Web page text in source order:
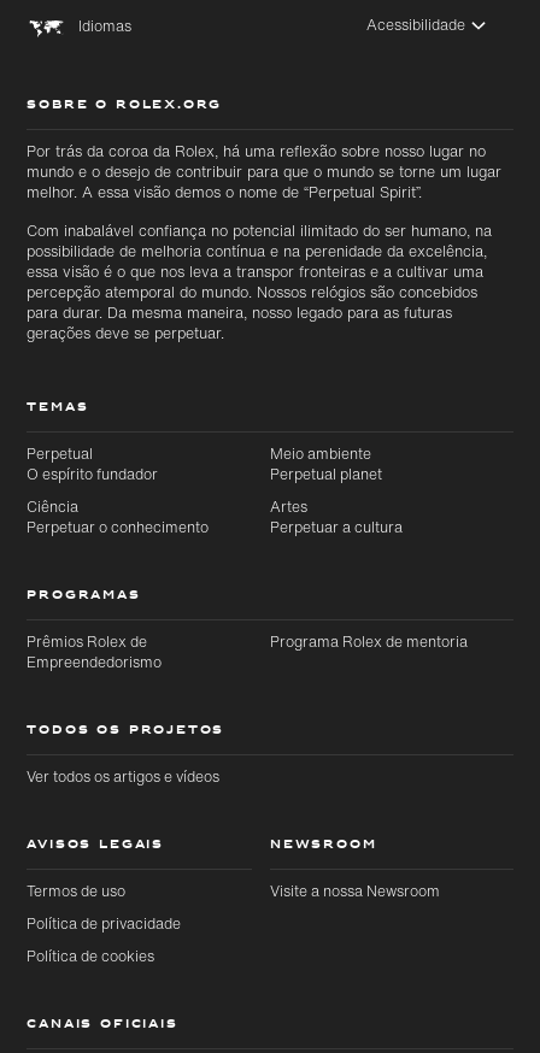
principal
Idiomas Acessibilidade
SOBRE O ROLEX.ORG
Por trás da coroa da Rolex, há uma reflexão sobre nosso lugar no
mundo e o desejo de contribuir para que o mundo se torne um lugar
melhor. A essa visão demos o nome de “Perpetual Spirit”.
Com inabalável confiança no potencial ilimitado do ser humano, na
possibilidade de melhoria contínua e na perenidade da excelência,
essa visão é o que nos leva a transpor fronteiras e a cultivar uma
percepção atemporal do mundo. Nossos relógios são concebidos
para durar. Da mesma maneira, nosso legado para as futuras
gerações deve se perpetuar.
TEMAS
Perpetual
O espírito fundador
Meio ambiente
Perpetual planet
Ciência
Perpetuar o conhecimento
Artes
Perpetuar a cultura
PROGRAMAS
Prêmios Rolex de
Empreendedorismo
Programa Rolex de mentoria
TODOS OS PROJETOS
Ver todos os artigos e vídeos
AVISOS LEGAIS
Termos de uso
Política de privacidade
Política de cookies
NEWSROOM
Visite a nossa Newsroom
CANAIS OFICIAIS